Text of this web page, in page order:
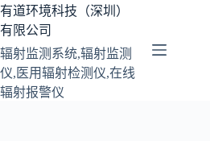
有道环境科技（深圳）
有限公司
辐射监测系统,辐射监测
仪,医用辐射检测仪,在线
辐射报警仪